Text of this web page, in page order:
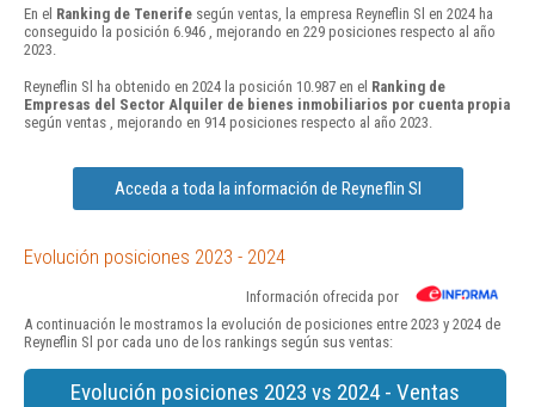
En el Ranking de Tenerife según ventas, la empresa Reyneflin Sl en 2024 ha
conseguido la posición 6.946 , mejorando en 229 posiciones respecto al año
2023.
Reyneflin Sl ha obtenido en 2024 la posición 10.987 en el Ranking de
Empresas del Sector Alquiler de bienes inmobiliarios por cuenta propia
según ventas , mejorando en 914 posiciones respecto al año 2023.
Acceda a toda la información de Reyneflin Sl
Evolución posiciones 2023 - 2024
Información ofrecida por
A continuación le mostramos la evolución de posiciones entre 2023 y 2024 de
Reyneflin Sl por cada uno de los rankings según sus ventas:
Evolución posiciones 2023 vs 2024 - Ventas